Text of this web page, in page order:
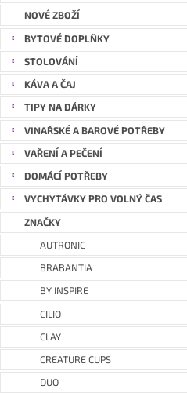
a
n
n
í
n
e
l
NOVÉ ZBOŽÍ
BYTOVÉ DOPLŇKY
STOLOVÁNÍ
KÁVA A ČAJ
TIPY NA DÁRKY
VINAŘSKÉ A BAROVÉ POTŘEBY
VAŘENÍ A PEČENÍ
DOMÁCÍ POTŘEBY
VYCHYTÁVKY PRO VOLNÝ ČAS
ZNAČKY
AUTRONIC
BRABANTIA
BY INSPIRE
CILIO
CLAY
CREATURE CUPS
DUO